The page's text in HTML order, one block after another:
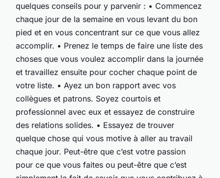
quelques conseils pour y parvenir : • Commencez
chaque jour de la semaine en vous levant du bon
pied et en vous concentrant sur ce que vous allez
accomplir. • Prenez le temps de faire une liste des
choses que vous voulez accomplir dans la journée
et travaillez ensuite pour cocher chaque point de
votre liste. • Ayez un bon rapport avec vos
collègues et patrons. Soyez courtois et
professionnel avec eux et essayez de construire
des relations solides. • Essayez de trouver
quelque chose qui vous motive à aller au travail
chaque jour. Peut-être que c’est votre passion
pour ce que vous faites ou peut-être que c’est